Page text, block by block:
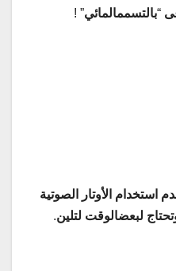
“بالتسممالمائي” !
استخدام الأوتار
الصوتية
لبعضالوقت لتلين.